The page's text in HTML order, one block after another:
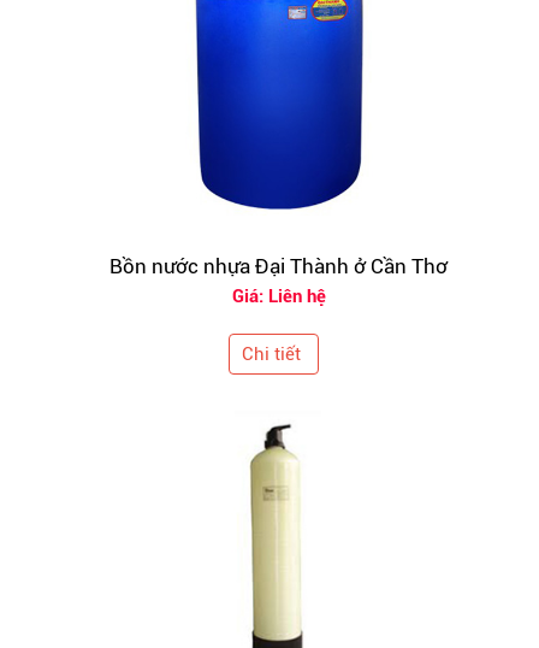
Bồn nước nhựa Đại Thành ở Cần Thơ
Giá: Liên hệ
Chi tiết